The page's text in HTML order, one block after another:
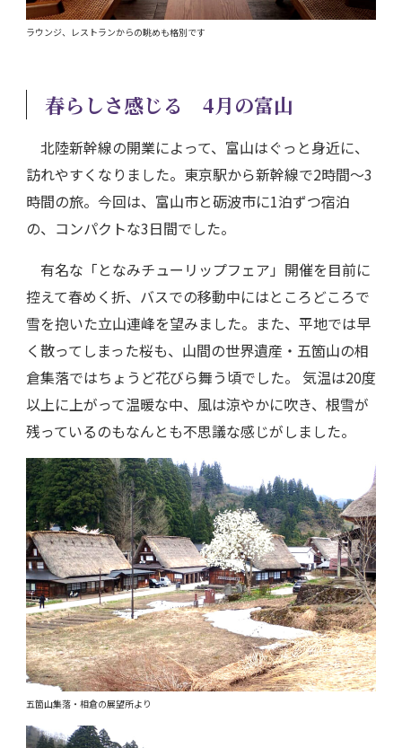
ラウンジ、レストランからの眺めも格別です
春らしさ感じる 4月の富山
北陸新幹線の開業によって、富山はぐっと身近に、
訪れやすくなりました。東京駅から新幹線で2時間～3
時間の旅。今回は、富山市と砺波市に1泊ずつ宿泊
の、コンパクトな3日間でした。
有名な「となみチューリップフェア」開催を目前に
控えて春めく折、バスでの移動中にはところどころで
雪を抱いた立山連峰を望みました。また、平地では早
く散ってしまった桜も、山間の世界遺産・五箇山の相
倉集落ではちょうど花びら舞う頃でした。 気温は20度
以上に上がって温暖な中、風は涼やかに吹き、根雪が
残っているのもなんとも不思議な感じがしました。
五箇山集落・相倉の展望所より